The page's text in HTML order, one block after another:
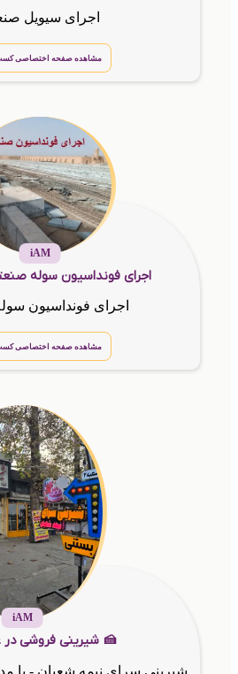
اجرای سیویل
مشاهده صفحه اختصاصی کسب
iAM
اجرای فونداسیون سوله
اجرای فونداسیون
مشاهده صفحه اختصاصی کسب
iAM
🍰 شیرینی فروشی در